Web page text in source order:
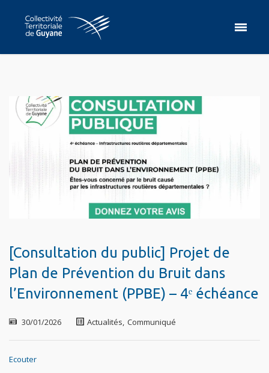
[Consultation du public] Projet de
Plan de Prévention du Bruit dans
l’Environnement (PPBE) – 4ᵉ échéance
30/01/2026 Actualités, Communiqué
Ecouter